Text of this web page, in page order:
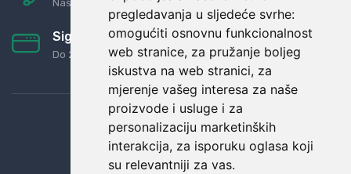
pregledavanja u sljedeće svrhe:
omogućiti osnovnu funkcionalnost
web stranice, za pružanje boljeg
iskustva na web stranici, za
mjerenje vašeg interesa za naše
proizvode i usluge i za
personalizaciju marketinških
interakcija, za isporuku oglasa koji
su relevantniji za vas.
Naši agenti uvijek na raspolaganju
Sigurno obročno plaćanje
Do 24 rata bez kamata